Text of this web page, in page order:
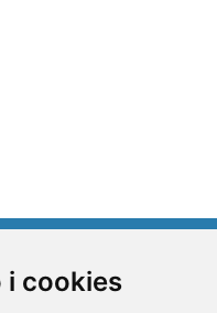
i cookies